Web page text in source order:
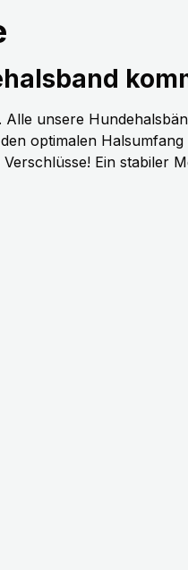
unsere
optimalen
Ein stabiler